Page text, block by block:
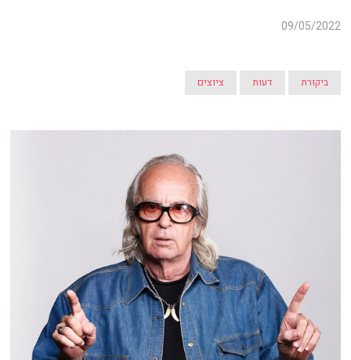
09/05/2022
ביקורת דעות ציוצים